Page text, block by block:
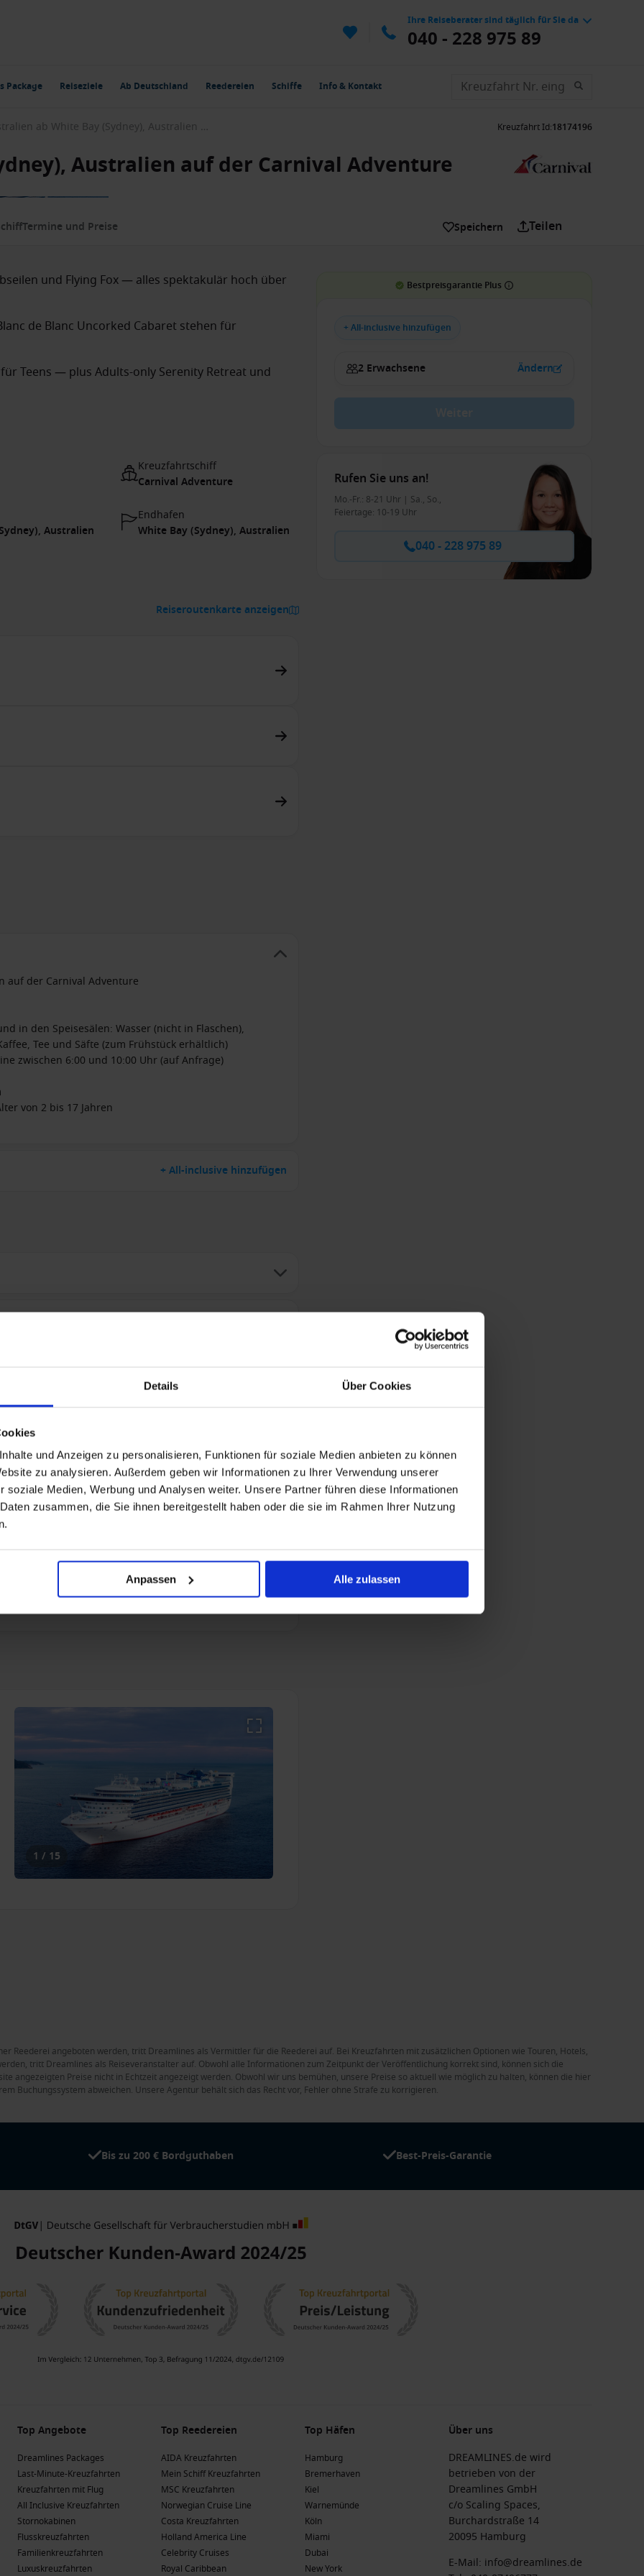
Details Über Cookies
und Anzeigen zu personalisieren, Funktionen für soziale Medien anbieten zu können
zu analysieren. Außerdem geben wir Informationen zu Ihrer Verwendung unserer
soziale Medien, Werbung und Analysen weiter. Unsere Partner führen diese Informationen
zusammen, die Sie ihnen bereitgestellt haben oder die sie im Rahmen Ihrer Nutzung
Anpassen Alle zulassen
Ihre Reiseberater sind täglich für Sie da
040 - 228 975 89
Package Reiseziele Ab Deutschland Reedereien Schiffe Info & Kontakt
Australien ab White Bay (Sydney), Australien auf der Carnival Adventure Kreuzfahrt Id:18174196
Australien auf der Carnival Adventure
Route
Termine und Preise Speichern Teilen
und Flying Fox — alles spektakulär hoch über
de Blanc Uncorked Cabaret stehen für
für Teens — plus Adults-only Serenity Retreat und
Kreuzfahrtschiff
Carnival Adventure
Australien
Endhafen
White Bay (Sydney), Australien
Reiseroutenkarte anzeigen
auf der Carnival Adventure
in den Speisesälen: Wasser (nicht in Flaschen),
Tee und Säfte (zum Frühstück erhältlich)
zwischen 6:00 und 10:00 Uhr (auf Anfrage)
von 2 bis 17 Jahren
+ All-inclusive hinzufügen
empfehlen wir Ihnen die Kreuzfahrt-Versicherung
Produkte wurden speziell für Kreuzfahrten
zuschneiden. Die besonderen
Rücktrittsversicherung und Urlaubsgarantie
der Nachreisekosten zum nächsten Anlegehafen bei
bei schwerer Seekrankheit gehören.
Rundumschutzfür eine unbeschwerte Reise! Profitieren
Notfall-Versicherung inklusive weltweitem Notruf-
Versicherung und Reise-
1 / 15
Bestpreisgarantie Plus
+ All-inclusive hinzufügen
2 Erwachsene Ändern
Rufen Sie uns an!
Mo.-Fr.: 8-21 Uhr | Sa., So.,
Feiertage: 10-19 Uhr
040 - 228 975 89
Reederei angeboten werden, tritt Dreamlines als Vermittler für die Reederei auf. Bei Kreuzfahrten mit zusätzlichen Optionen wie Touren, Hotels,
tritt Dreamlines als Reiseveranstalter auf. Obwohl alle Informationen zum Zeitpunkt der Veröffentlichung korrekt sind, können sich die
angezeigten Preise nicht in Echtzeit angezeigt werden. Obwohl wir uns bemühen, unsere Preise so aktuell wie möglich zu halten, können die hier
Buchungssystem abweichen. Unsere Agentur behält sich das Recht vor, Fehler ohne Strafe zu korrigieren.
Bis zu 200 € Bordguthaben Best-Preis-Garantie
Top Angebote
Dreamlines Packages
Last-Minute-Kreuzfahrten
Kreuzfahrten mit Flug
All Inclusive Kreuzfahrten
Stornokabinen
Flusskreuzfahrten
Familienkreuzfahrten
Luxuskreuzfahrten
Top Reedereien
AIDA Kreuzfahrten
Mein Schiff Kreuzfahrten
MSC Kreuzfahrten
Norwegian Cruise Line
Costa Kreuzfahrten
Holland America Line
Celebrity Cruises
Royal Caribbean
Top Häfen
Hamburg
Bremerhaven
Kiel
Warnemünde
Köln
Miami
Dubai
New York
Über uns
DREAMLINES.de wird
betrieben von der
Dreamlines GmbH
c/o Scaling Spaces,
Burchardstraße 14
20095 Hamburg
E-Mail: info@dreamlines.de